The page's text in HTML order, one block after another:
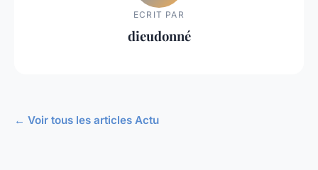
ECRIT PAR
dieudonné
← Voir tous les articles Actu